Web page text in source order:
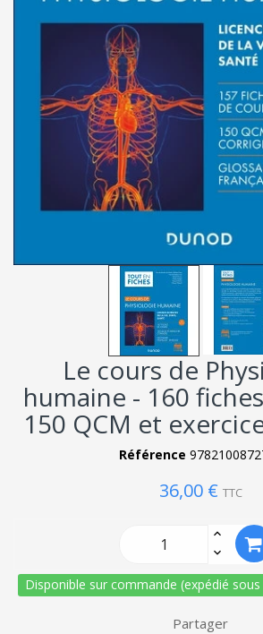
Le cours de
humaine - 160
150 QCM et
Référence
36,00 € TTC
Disponible sur commande (expédié
Partager